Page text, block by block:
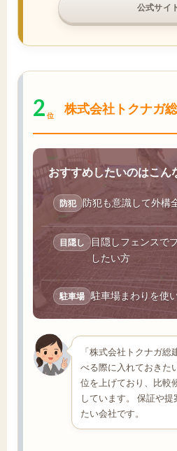
公式サイ
2 位 株式会社トクナガ
おすすめしたいのはこん
防犯 防犯も意識して外構
目隠し
目隠しフェンスで
したい方
駐車場 駐車場まわりを使
「株式会社トクナガ
べる際に入れておきた
位を上げており、比較
しています。 保証や
たい会社です。